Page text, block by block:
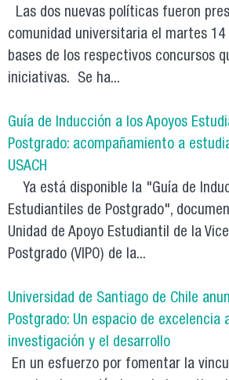
Las dos nuevas políticas fueron
comunidad universitaria el martes
bases de los respectivos concursos
iniciativas. Se ha...
Guía de Inducción a los Apoyos
Postgrado: acompañamiento a
USACH
Ya está disponible la "Guía de
Estudiantiles de Postgrado",
Unidad de Apoyo Estudiantil de la
Postgrado (VIPO) de la...
Universidad de Santiago de Chile
Postgrado: Un espacio de excelencia
investigación y el desarrollo
En un esfuerzo por fomentar la